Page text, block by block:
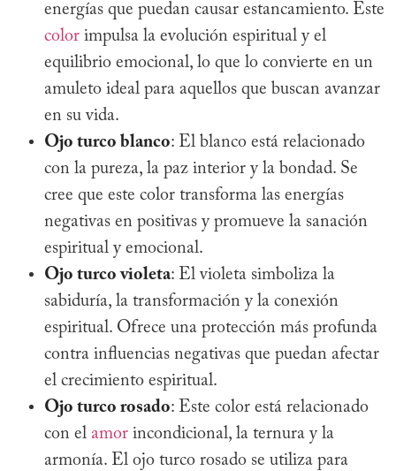
energías que puedan causar estancamiento. Este
color impulsa la evolución espiritual y el
equilibrio emocional, lo que lo convierte en un
amuleto ideal para aquellos que buscan avanzar
en su vida.
Ojo turco blanco: El blanco está relacionado
con la pureza, la paz interior y la bondad. Se
cree que este color transforma las energías
negativas en positivas y promueve la sanación
espiritual y emocional.
Ojo turco violeta: El violeta simboliza la
sabiduría, la transformación y la conexión
espiritual. Ofrece una protección más profunda
contra influencias negativas que puedan afectar
el crecimiento espiritual.
Ojo turco rosado: Este color está relacionado
con el amor incondicional, la ternura y la
armonía. El ojo turco rosado se utiliza para